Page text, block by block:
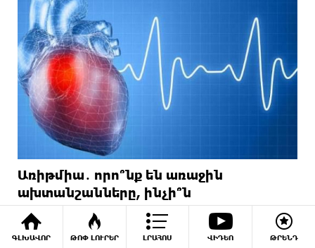
ԳԼԽԱՎՈՐ ԹՈՓ ԼՈՒՐԵՐ ԼՐԱՀՈՍ ՎԻԴԵՈ ԹՐԵՆԴ
Առիթմիա․ որո՞նք են առաջին
ախտանշանները, ինչի՞ն
ուշադրություն դարձնել, ովքե՞ր են
ռիսկի խմբում